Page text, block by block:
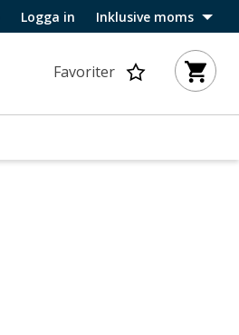
Logga in Inklusive moms
Favoriter